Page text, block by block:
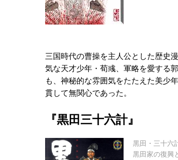
三国時代の曹操を主人公とした歴史
気な天才少年・荀彧、軍略を愛する
も、神秘的な雰囲気をたたえた美少
貫して無関心であった。
『黒田三十六計』
黒田・三十六
黒田家の復興